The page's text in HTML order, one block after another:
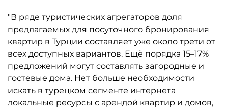
"В ряде туристических агрегаторов доля
предлагаемых для посуточного бронирования
квартир в Турции составляет уже около трети от
всех доступных вариантов. Ещё порядка 15–17%
предложений могут составлять загородные и
гостевые дома. Нет больше необходимости
искать в турецком сегменте интернета
локальные ресурсы с арендой квартир и домов,